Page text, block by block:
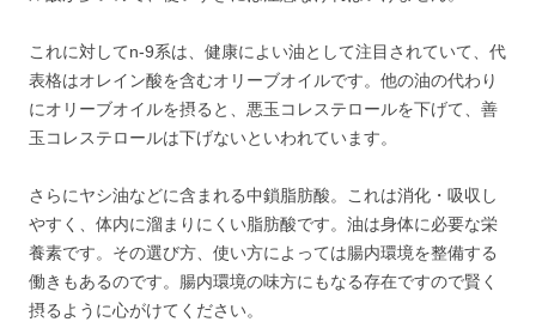
これに対してn-9系は、健康によい油として注目されていて、代
表格はオレイン酸を含むオリーブオイルです。他の油の代わり
にオリーブオイルを摂ると、悪玉コレステロールを下げて、善
玉コレステロールは下げないといわれています。
さらにヤシ油などに含まれる中鎖脂肪酸。これは消化・吸収し
やすく、体内に溜まりにくい脂肪酸です。油は身体に必要な栄
養素です。その選び方、使い方によっては腸内環境を整備する
働きもあるのです。腸内環境の味方にもなる存在ですので賢く
摂るように心がけてください。